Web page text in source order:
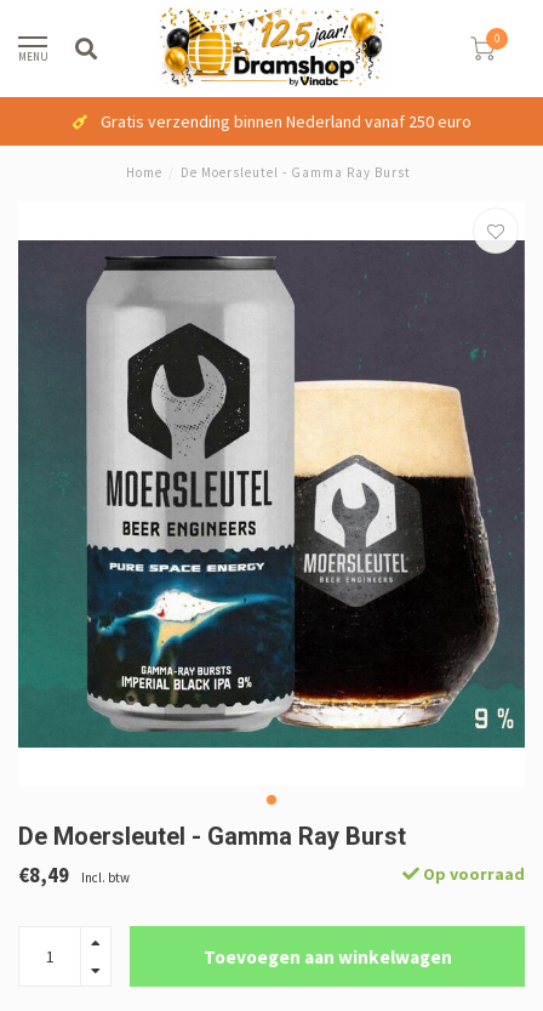
MENU
0
Gratis verzending binnen Nederland vanaf 250 euro
Home De Moersleutel - Gamma Ray Burst
De Moersleutel - Gamma Ray Burst
€8,49 Incl. btw Op voorraad
Toevoegen aan winkelwagen